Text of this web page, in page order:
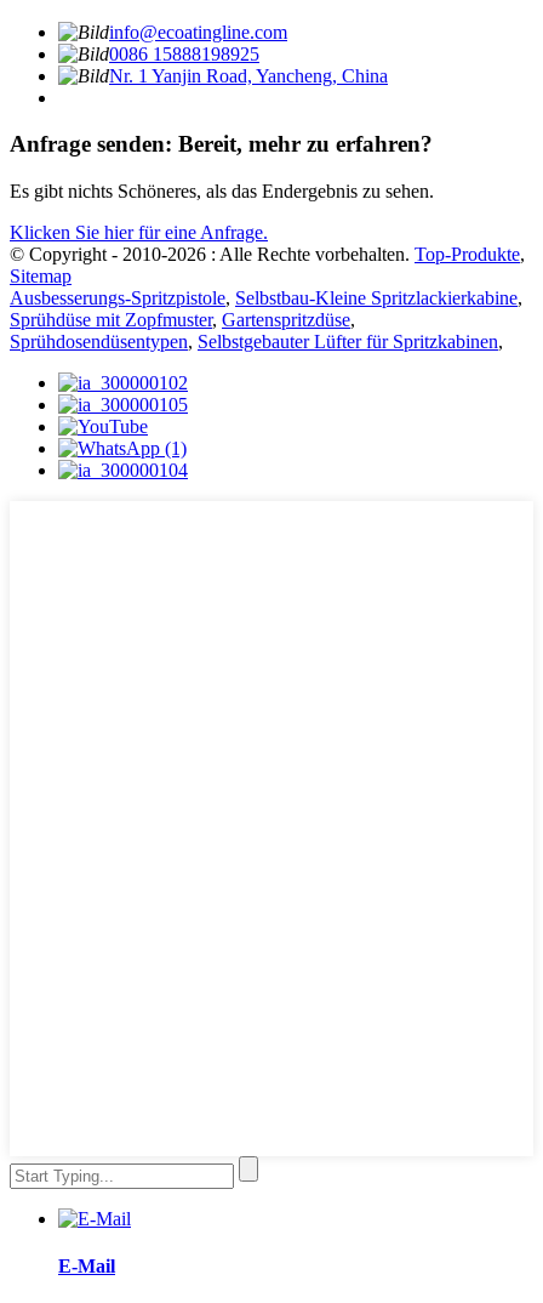
info@ecoatingline.com
0086 15888198925
Nr. 1 Yanjin Road, Yancheng, China
Anfrage senden: Bereit, mehr zu erfahren?
Es gibt nichts Schöneres, als das Endergebnis zu sehen.
Klicken Sie hier für eine Anfrage.
© Copyright - 2010-2026 : Alle Rechte vorbehalten. Top-Produkte,
Sitemap
Ausbesserungs-Spritzpistole, Selbstbau-Kleine Spritzlackierkabine,
Sprühdüse mit Zopfmuster, Gartenspritzdüse,
Sprühdosendüsentypen, Selbstgebauter Lüfter für Spritzkabinen,
E-Mail